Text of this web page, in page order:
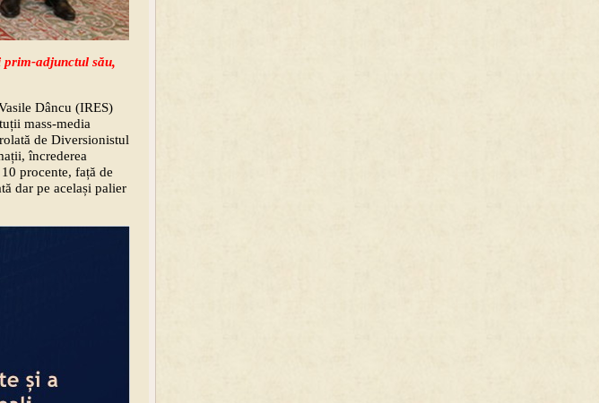
adjunctul său,
Dâncu (IRES)
mass-media
de Diversionistul
încrederea
procente, față de
dar pe același palier